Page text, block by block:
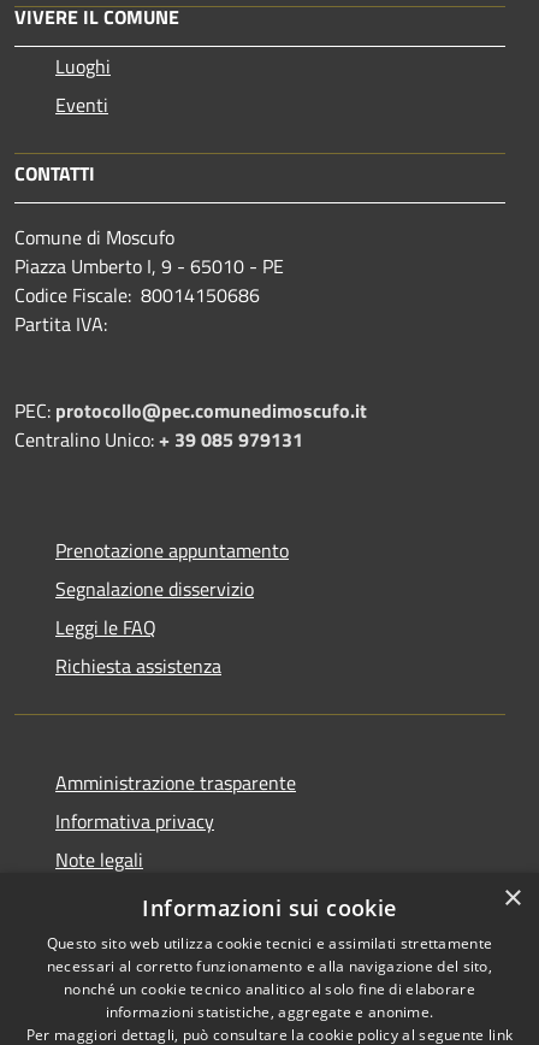
VIVERE IL COMUNE
Luoghi
Eventi
CONTATTI
Comune di Moscufo
Piazza Umberto I, 9 - 65010 - PE
Codice Fiscale: 80014150686
Partita IVA:
PEC: protocollo@pec.comunedimoscufo.it
Centralino Unico:+ 39 085 979131
Prenotazione appuntamento
Segnalazione disservizio
Leggi le FAQ
Richiesta assistenza
Amministrazione trasparente
Informativa privacy
Note legali
Dichiarazione di accessibilità
Copyright © 2026 • Comune di
×
Informazioni sui cookie
Questo sito web utilizza cookie tecnici e assimilati strettamente
necessari al corretto funzionamento e alla navigazione del sito,
nonché un cookie tecnico analitico al solo fine di elaborare
informazioni statistiche, aggregate e anonime.
Per maggiori dettagli, può consultare la cookie policy al seguente link